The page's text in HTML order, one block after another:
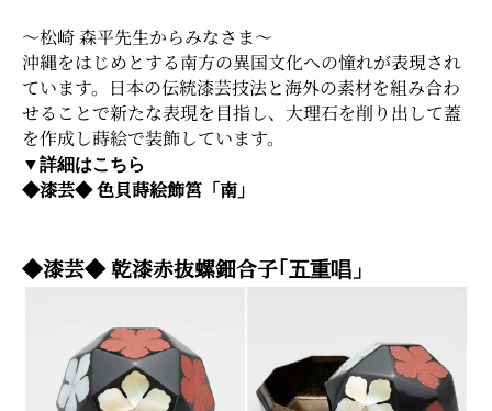
〜松崎 森平先生からみなさま～
沖縄をはじめとする南方の異国文化への憧れが表現され
ています。日本の伝統漆芸技法と海外の素材を組み合わ
せることで新たな表現を目指し、大理石を削り出して蓋
を作成し蒔絵で装飾しています。
▼詳細はこちら
◆漆芸◆ 色貝蒔絵飾筥「南」
◆漆芸◆ 乾漆赤抜螺鈿合子｢五重唱」